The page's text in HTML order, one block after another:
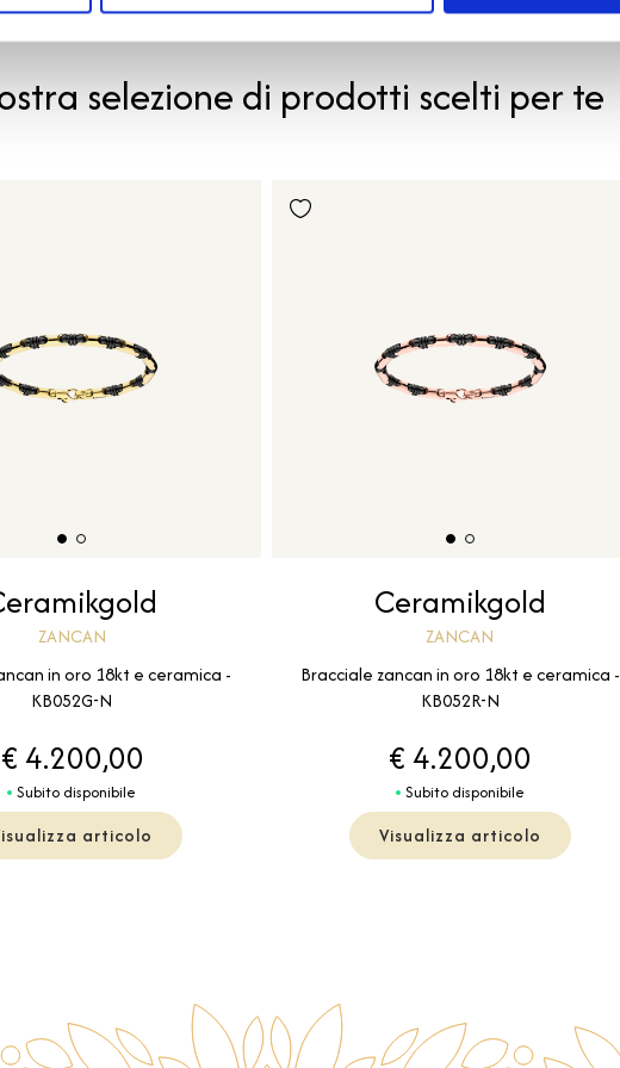
selezione di prodotti scelti per te
ZANCAN
in oro 18kt e ceramica -
KB052G-N
€ 4.200,00
Subito disponibile
articolo
Ceramikgold
ZANCAN
Bracciale zancan in oro 18kt e ceramica -
KB052R-N
€ 4.200,00
Subito disponibile
Visualizza articolo